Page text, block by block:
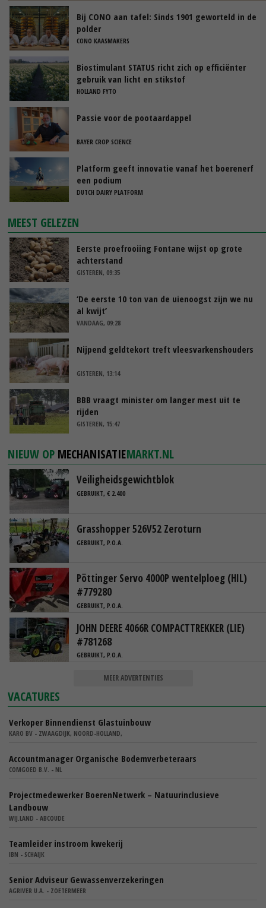
Bij CONO aan tafel: Sinds 1901 geworteld in de
polder
CONO KAASMAKERS
Biostimulant STATUS richt zich op efficiënter
gebruik van licht en stikstof
HOLLAND FYTO
Passie voor de pootaardappel
BAYER CROP SCIENCE
Platform geeft innovatie vanaf het boerenerf
een podium
DUTCH DAIRY PLATFORM
MEEST GELEZEN
Eerste proefrooiing Fontane wijst op grote
achterstand
GISTEREN, 09:35
‘De eerste 10 ton van de uienoogst zijn we nu
al kwijt’
VANDAAG, 09:28
Nijpend geldtekort treft vleesvarkenshouders
GISTEREN, 13:14
BBB vraagt minister om langer mest uit te
rijden
GISTEREN, 15:47
NIEUW OP MECHANISATIEMARKT.NL
Veiligheidsgewichtblok
GEBRUIKT, € 2.400
Grasshopper 526V52 Zeroturn
GEBRUIKT, P.O.A.
Pöttinger Servo 4000P wentelploeg (HIL)
#779280
GEBRUIKT, P.O.A.
JOHN DEERE 4066R COMPACTTREKKER (LIE)
#781268
GEBRUIKT, P.O.A.
MEER ADVERTENTIES
VACATURES
Verkoper Binnendienst Glastuinbouw
KARO BV - ZWAAGDIJK, NOORD-HOLLAND,
Accountmanager Organische Bodemverbeteraars
COMGOED B.V. - NL
Projectmedewerker BoerenNetwerk – Natuurinclusieve
Landbouw
WIJ.LAND - ABCOUDE
Teamleider instroom kwekerij
IBN - SCHAIJK
Senior Adviseur Gewassenverzekeringen
AGRIVER U.A. - ZOETERMEER